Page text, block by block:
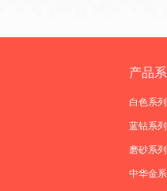
产品
白色系列
蓝钻系列
磨砂系列
中华金系